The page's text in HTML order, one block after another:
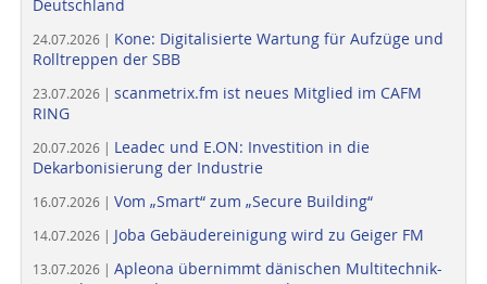
Deutschland
24.07.2026 | Kone: Digitalisierte Wartung für Aufzüge und
Rolltreppen der SBB
23.07.2026 | scanmetrix.fm ist neues Mitglied im CAFM
RING
20.07.2026 | Leadec und E.ON: Investition in die
Dekarbonisierung der Industrie
16.07.2026 | Vom „Smart“ zum „Secure Building“
14.07.2026 | Joba Gebäudereinigung wird zu Geiger FM
13.07.2026 | Apleona übernimmt dänischen Multitechnik-